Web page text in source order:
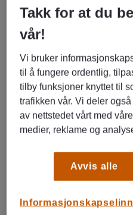
Delta i lagerets interne
effektivitet
Kvalifikasjoner:
Erfaring fra
en fordel
Gode norskkunnskaper
Voice)
Evne til å jobbe
God fysisk form, da
Truckførerbevis T1 - T4
Personlige egenskaper:
Takk for at du
vår!
Vi bruker
til å fungere ordentlig,
tilby funksjoner knyttet til
trafikken vår. Vi deler
av nettstedet vårt med
medier, reklame og
Avvis alle